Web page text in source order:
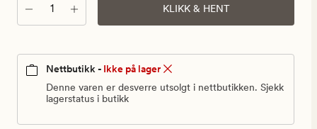
Vanlig
pris
kr
Antall KLIKK & HENT
Nettbutikk - Ikke på lager
Denne varen er desverre utsolgt i nettbutikken. Sjekk
lagerstatus i butikk